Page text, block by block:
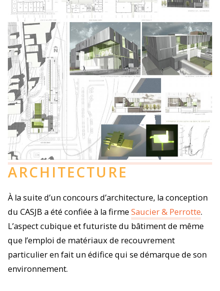
ARCHITECTURE
À la suite d’un concours d’architecture, la conception
du CASJB a été confiée à la firmeSaucier & Perrotte.
L’aspect cubique et futuriste du bâtiment de même
que l’emploi de matériaux de recouvrement
particulier en fait un édifice qui se démarque de son
environnement.